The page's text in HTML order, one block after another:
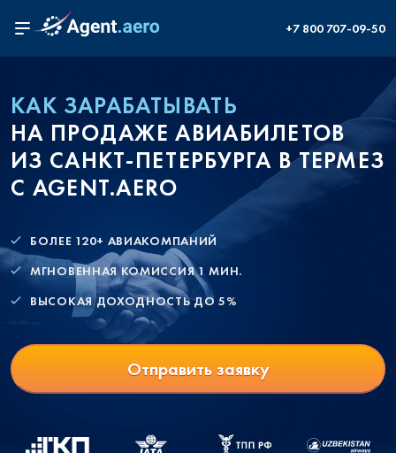
+7 800 707-09-50
КАК ЗАРАБАТЫВАТЬ
НА ПРОДАЖЕ АВИАБИЛЕТОВ
ИЗ САНКТ-ПЕТЕРБУРГА В ТЕРМЕЗ
С AGENT.AERO
БОЛЕЕ 120+ АВИАКОМПАНИЙ
МГНОВЕННАЯ КОМИССИЯ 1 МИН.
ВЫСОКАЯ ДОХОДНОСТЬ ДО 5%
Отправить заявку